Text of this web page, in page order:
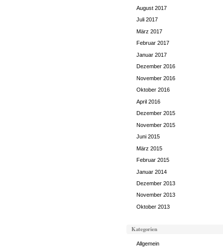
August 2017
Juli 2017
März 2017
Februar 2017
Januar 2017
Dezember 2016
November 2016
Oktober 2016
April 2016
Dezember 2015
November 2015
Juni 2015
März 2015
Februar 2015
Januar 2014
Dezember 2013
November 2013
Oktober 2013
Kategorien
Allgemein